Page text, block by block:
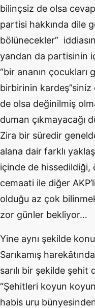
bilinçsiz de olsa
partisi hakkında dile
bölünecekler”
yandan da partisinin
“bir ananın çocukları
birbirinin
de olsa değinilmiş
duman çıkmayacağı
Zira bir süredir
alana dair farklı
içinde de hissedildiği,
cemaati ile diğer
olduğu az çok
zor günler bekliyor…
Yine aynı şekilde
Sarıkamış
sarılı bir şekilde
“Şehitleri koyun
habis uru